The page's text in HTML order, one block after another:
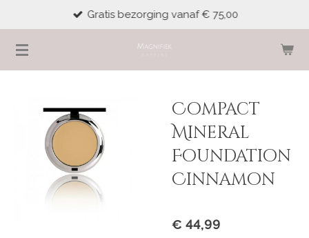
naar
de
Gratis bezorging vanaf € 75,00
Compact
Mineral
Foundation
Cinnamon
€ 44,99